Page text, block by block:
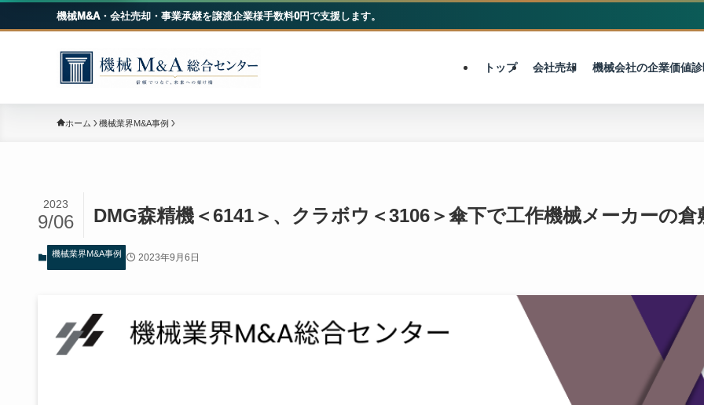
機械M&A・会社売却・事業承継を譲渡企業様手数料0円で支援します。
トップ 会社売却 機械会社の企業価値
ホーム 機械業界M&A事例
DMG森精機＜6141＞、クラボウ＜3106＞傘下で工作機械メーカーの
2023
9/06
機械業界M&A事例 2023年9月6日